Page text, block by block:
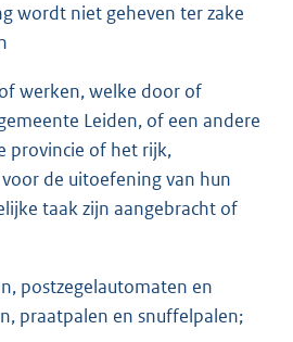
wordt niet geheven ter zake
werken, welke door of
Leiden, of een andere
provincie of het rijk,
de uitoefening van hun
taak zijn aangebracht of
postzegelautomaten en
praatpalen en snuffelpalen;